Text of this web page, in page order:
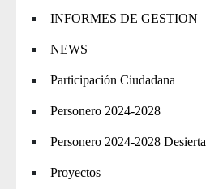
INFORMES DE GESTION
NEWS
Participación Ciudadana
Personero 2024-2028
Personero 2024-2028 Desierta
Proyectos